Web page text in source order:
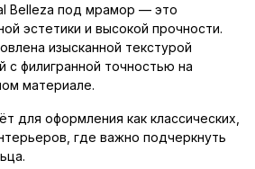
Belleza под мрамор — это
эстетики и высокой прочности.
изысканной текстурой
филигранной точностью на
материале.
для оформления как классических,
где важно подчеркнуть